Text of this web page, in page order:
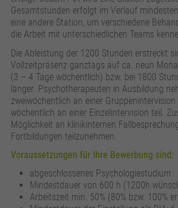
Gesamtstunden erfolgt im Verlauf
eine andere Station, um verschiedene
die Arbeit mit unterschiedlichen Teams
Die Ableistung der 1200 Stunden erstreckt
Vollzeitpräsenz ganztags auf ca. neun
(3 – 4 Tage wöchentlich) bzw. bei 1800
länger. Psychotherapeuten in Ausbildung
zweiwöchentlich an einer Gruppenintervision
wöchentlich an einer Einzelintervision teil.
Möglichkeit an klinikinternen
Fortbildungen teilzunehmen.
Voraussetzungen für Ihre Bewerbung sind:
abgeschlossenes Psychologiestudium
Mindestdauer von 600 h (1200h
Arbeitszeit min. 50% (80% bzw. 100%
Laufzeit 24 Stunden
Zweck
Wird zur Unterscheidung von
verwendet.
Name _gat_UA_161657597_7
Anbieter Google Analytics
Laufzeit 1 Minute
Zweck
Wird verwendet, um die
drosseln.